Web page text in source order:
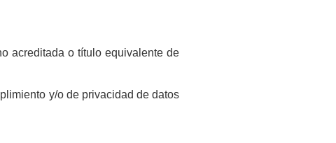
acreditada o título equivalente de
y/o de privacidad de datos